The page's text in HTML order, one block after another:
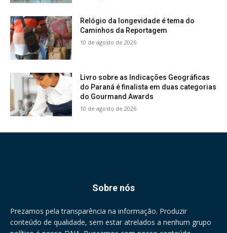
Relógio da longevidade é tema do
Caminhos da Reportagem
10 de agosto de 2026
Livro sobre as Indicações Geográficas
do Paraná é finalista em duas categorias
do Gourmand Awards
10 de agosto de 2026
Sobre nós
Prezamos pela transparência na informação. Produzir
conteúdo de qualidade, sem estar atrelados a nenhum grupo